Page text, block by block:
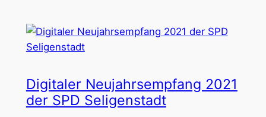
Digitaler Neujahrsempfang 2021
der SPD Seligenstadt